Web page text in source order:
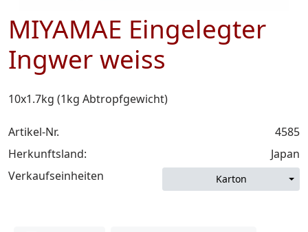
MIYAMAE Eingelegter
Ingwer weiss
10x1.7kg (1kg Abtropfgewicht)
Artikel-Nr.
4585
Herkunftsland:
Japan
Verkaufseinheiten
Karton